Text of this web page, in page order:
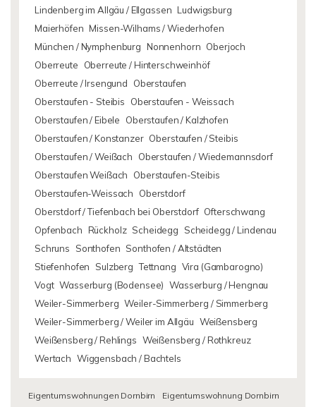
Lindenberg im Allgäu / Ellgassen Ludwigsburg
Maierhöfen Missen-Wilhams / Wiederhofen
München / Nymphenburg Nonnenhorn Oberjoch
Oberreute
Oberreute / Hinterschweinhöf
Oberreute / Irsengund
Oberstaufen
Oberstaufen - Steibis
Oberstaufen - Weissach
Oberstaufen / Eibele
Oberstaufen / Kalzhofen
Oberstaufen / Konstanzer Oberstaufen / Steibis
Oberstaufen / Weißach
Oberstaufen / Wiedemannsdorf
Oberstaufen Weißach
Oberstaufen-Steibis
Oberstaufen-Weissach
Oberstdorf
Oberstdorf / Tiefenbach bei Oberstdorf Ofterschwang
Opfenbach Rückholz Scheidegg
Scheidegg / Lindenau
Schruns
Sonthofen Sonthofen / Altstädten
Stiefenhofen
Sulzberg Tettnang Vira (Gambarogno)
Vogt Wasserburg (Bodensee) Wasserburg / Hengnau
Weiler-Simmerberg Weiler-Simmerberg / Simmerberg
Weiler-Simmerberg / Weiler im Allgäu Weißensberg
Weißensberg / Rehlings Weißensberg / Rothkreuz
Wertach Wiggensbach / Bachtels
Eigentumswohnungen Dornbirn
Eigentumswohnung Dornbirn